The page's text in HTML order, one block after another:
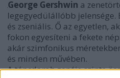
George Gershwin a
legegyedülállóbb
és zseniális. Ő az egyetlen,
fokon egyesíteni a fekete
akár szimfonikus
és minden művében.
A táncdarab zenéje szinte